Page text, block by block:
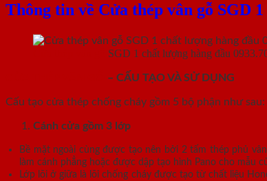
Thông tin về Cửa thép vân gỗ SGD 1
SGD 1 chất lượng hàng đầu
– CẤU TẠO VÀ SỬ DỤNG
Cấu tạo cửa thép chống cháy gồm 5 bộ phận như sau:
Cánh cửa gồm 3 lớp
Bề mặt ngoài cùng được tạo nên bởi 2 tấm thép phủ
làm cánh phẳng hoặc được dập tạo hình Pano cho mẫu
Lớp lõi ở giữa là lõi chống cháy được tạo từ chất liệu